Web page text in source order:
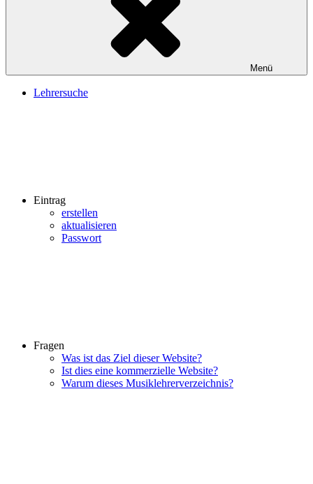
Menü
Lehrersuche
Eintrag
erstellen
aktualisieren
Passwort
Fragen
Was ist das Ziel dieser Website?
Ist dies eine kommerzielle Website?
Warum dieses Musiklehrerverzeichnis?